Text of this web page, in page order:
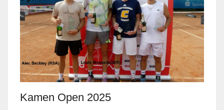
Kamen Open 2025